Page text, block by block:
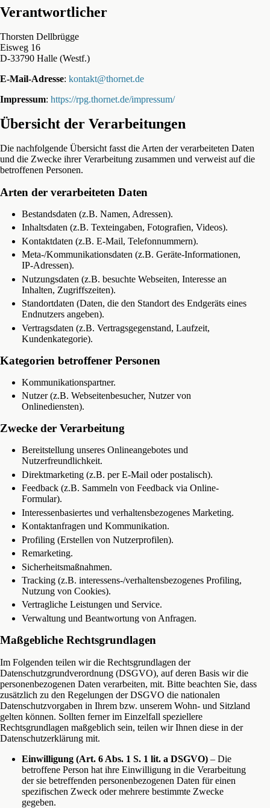
Verantwortlicher
Thorsten Dellbrügge
Eisweg 16
D-33790 Halle (Westf.)
E-Mail-Adresse: kontakt@thornet.de
Impressum: https://rpg.thornet.de/impressum/
Übersicht der Verarbeitungen
Die nachfolgende Übersicht fasst die Arten der verarbeiteten Daten
und die Zwecke ihrer Verarbeitung zusammen und verweist auf die
betroffenen Personen.
Arten der verarbeiteten Daten
Bestandsdaten (z.B. Namen, Adressen).
Inhaltsdaten (z.B. Texteingaben, Fotografien, Videos).
Kontaktdaten (z.B. E-Mail, Telefonnummern).
Meta-/Kommunikationsdaten (z.B. Geräte-Informationen,
IP-Adressen).
Nutzungsdaten (z.B. besuchte Webseiten, Interesse an
Inhalten, Zugriffszeiten).
Standortdaten (Daten, die den Standort des Endgeräts eines
Endnutzers angeben).
Vertragsdaten (z.B. Vertragsgegenstand, Laufzeit,
Kundenkategorie).
Kategorien betroffener Personen
Kommunikationspartner.
Nutzer (z.B. Webseitenbesucher, Nutzer von
Onlinediensten).
Zwecke der Verarbeitung
Bereitstellung unseres Onlineangebotes und
Nutzerfreundlichkeit.
Direktmarketing (z.B. per E-Mail oder postalisch).
Feedback (z.B. Sammeln von Feedback via Online-
Formular).
Interessenbasiertes und verhaltensbezogenes Marketing.
Kontaktanfragen und Kommunikation.
Profiling (Erstellen von Nutzerprofilen).
Remarketing.
Sicherheitsmaßnahmen.
Tracking (z.B. interessens-/verhaltensbezogenes Profiling,
Nutzung von Cookies).
Vertragliche Leistungen und Service.
Verwaltung und Beantwortung von Anfragen.
Maßgebliche Rechtsgrundlagen
Im Folgenden teilen wir die Rechtsgrundlagen der
Datenschutzgrundverordnung (DSGVO), auf deren Basis wir die
personenbezogenen Daten verarbeiten, mit. Bitte beachten Sie, dass
zusätzlich zu den Regelungen der DSGVO die nationalen
Datenschutzvorgaben in Ihrem bzw. unserem Wohn- und Sitzland
gelten können. Sollten ferner im Einzelfall speziellere
Rechtsgrundlagen maßgeblich sein, teilen wir Ihnen diese in der
Datenschutzerklärung mit.
Einwilligung (Art. 6 Abs. 1 S. 1 lit. a DSGVO)– Die
betroffene Person hat ihre Einwilligung in die Verarbeitung
der sie betreffenden personenbezogenen Daten für einen
spezifischen Zweck oder mehrere bestimmte Zwecke
gegeben.